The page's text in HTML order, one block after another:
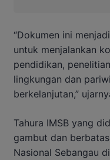
“Dokumen ini
untuk menjalankan
pendidikan,
lingkungan dan
berkelanjutan,”
Tahura IMSB yang
gambut dan
Nasional Sebangau